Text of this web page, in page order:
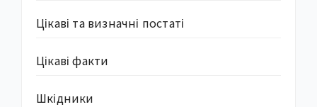
Цікаві та визначні постаті
Цікаві факти
Шкідники